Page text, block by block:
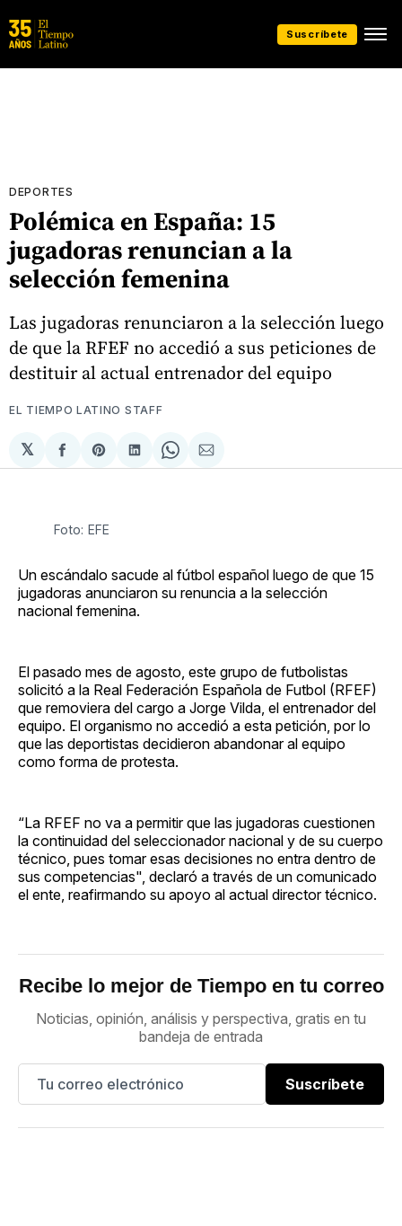
Suscríbete
DEPORTES
Polémica en España: 15
jugadoras renuncian a la
selección femenina
Las jugadoras renunciaron a la selección luego
de que la RFEF no accedió a sus peticiones de
destituir al actual entrenador del equipo
EL TIEMPO LATINO STAFF
𝕏
Compartir
en
Share
on
Compartir
en
Share
on
Compartir
via
Foto: EFE
Un escándalo sacude al fútbol español luego de que 15
jugadoras anunciaron su renuncia a la selección
nacional femenina.
El pasado mes de agosto, este grupo de futbolistas
solicitó a la Real Federación Española de Futbol (RFEF)
que removiera del cargo a Jorge Vilda, el entrenador del
equipo. El organismo no accedió a esta petición, por lo
que las deportistas decidieron abandonar al equipo
como forma de protesta.
“La RFEF no va a permitir que las jugadoras cuestionen
la continuidad del seleccionador nacional y de su cuerpo
técnico, pues tomar esas decisiones no entra dentro de
sus competencias", declaró a través de un comunicado
el ente, reafirmando su apoyo al actual director técnico.
Recibe lo mejor de Tiempo en tu correo
Noticias, opinión, análisis y perspectiva, gratis en tu
bandeja de entrada
Suscríbete